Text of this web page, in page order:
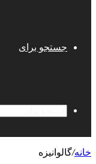
جستجو برای
خانه/گالوانیزه